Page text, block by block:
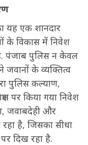
यह एक शानदार
के विकास में निवेश
पंजाब पुलिस न केवल
के व्यक्तित्व
पुलिस कल्याण,
पर किया गया निवेश
जवाबदेही और
रहा है, जिसका सीधा
दिख रहा है.